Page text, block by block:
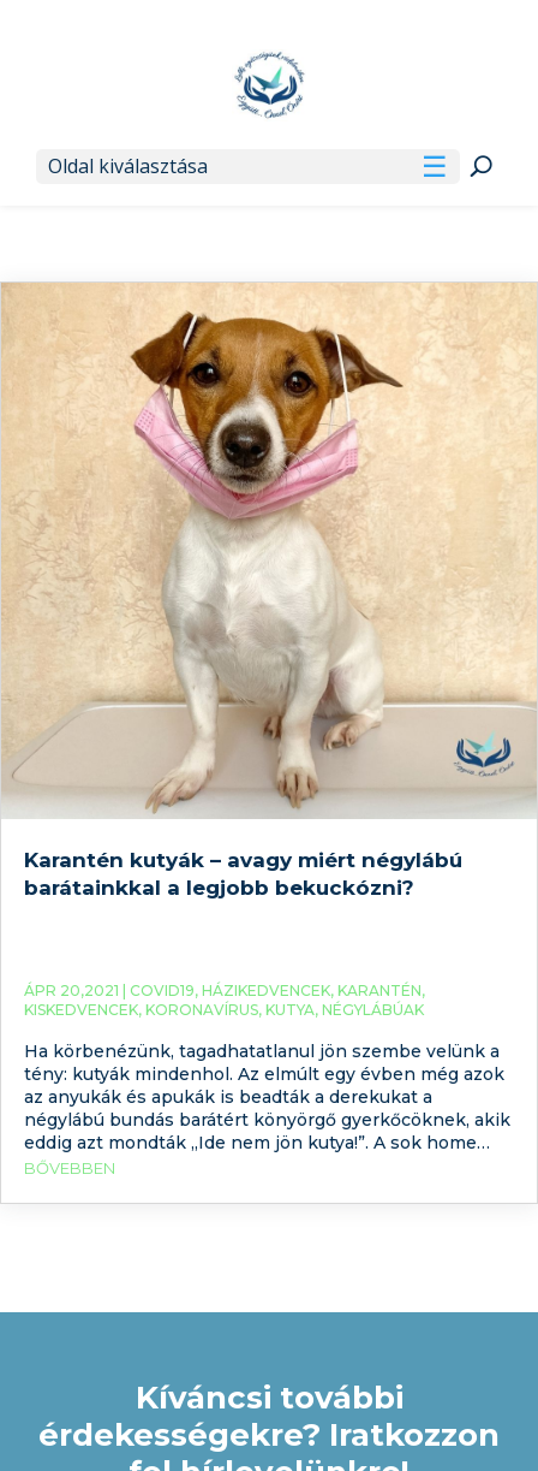
Oldal kiválasztása
Karantén kutyák – avagy miért négylábú
barátainkkal a legjobb bekuckózni?
ÁPR 20,2021 | COVID19, HÁZIKEDVENCEK, KARANTÉN,
KISKEDVENCEK, KORONAVÍRUS, KUTYA, NÉGYLÁBÚAK
Ha körbenézünk, tagadhatatlanul jön szembe velünk a
tény: kutyák mindenhol. Az elmúlt egy évben még azok
az anyukák és apukák is beadták a derekukat a
négylábú bundás barátért könyörgő gyerkőcöknek, akik
eddig azt mondták „Ide nem jön kutya!”. A sok home
officeban töltött óra áll a változás hátterében? Esetleg a
BŐVEBBEN
Kíváncsi további
érdekességekre? Iratkozzon